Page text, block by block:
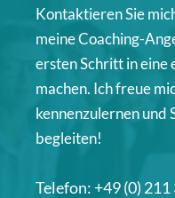
Kontaktieren Sie
meine Coaching-
ersten Schritt in
machen. Ich freue
kennenzulernen und
begleiten!
Telefon: +49 (0)